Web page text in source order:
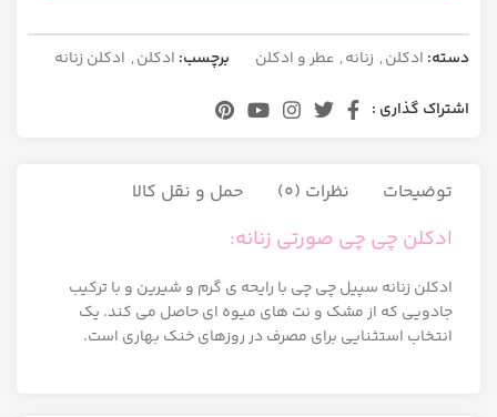
دسته: ادکلن, زنانه, عطر و ادکلن برچسب: ادکلن, ادکلن زنانه
اشتراک گذاری :
توضیحات نظرات (0) حمل و نقل کالا
ادکلن چی چی صورتی زنانه:
ادکلن زنانه سپیل چی چی با رایحه ی گرم و شیرین و با ترکیب
جادویی که از مشک و نت های میوه ای حاصل می کند. یک
انتخاب استثنایی برای مصرف در روزهای خنک بهاری است.